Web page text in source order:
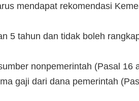
mendapat rekomendasi
5 tahun dan tidak boleh
nonpemerintah (Pasal 16
gaji dari dana pemerintah